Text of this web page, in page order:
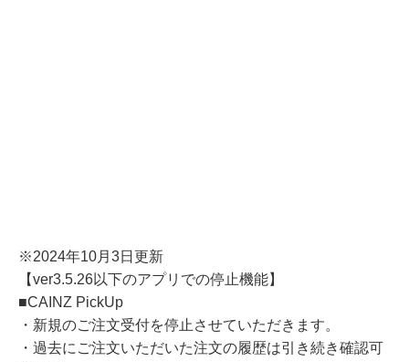
※2024年10月3日更新
【ver3.5.26以下のアプリでの停止機能】
■CAINZ PickUp
・新規のご注文受付を停止させていただきます。
・過去にご注文いただいた注文の履歴は引き続き確認可